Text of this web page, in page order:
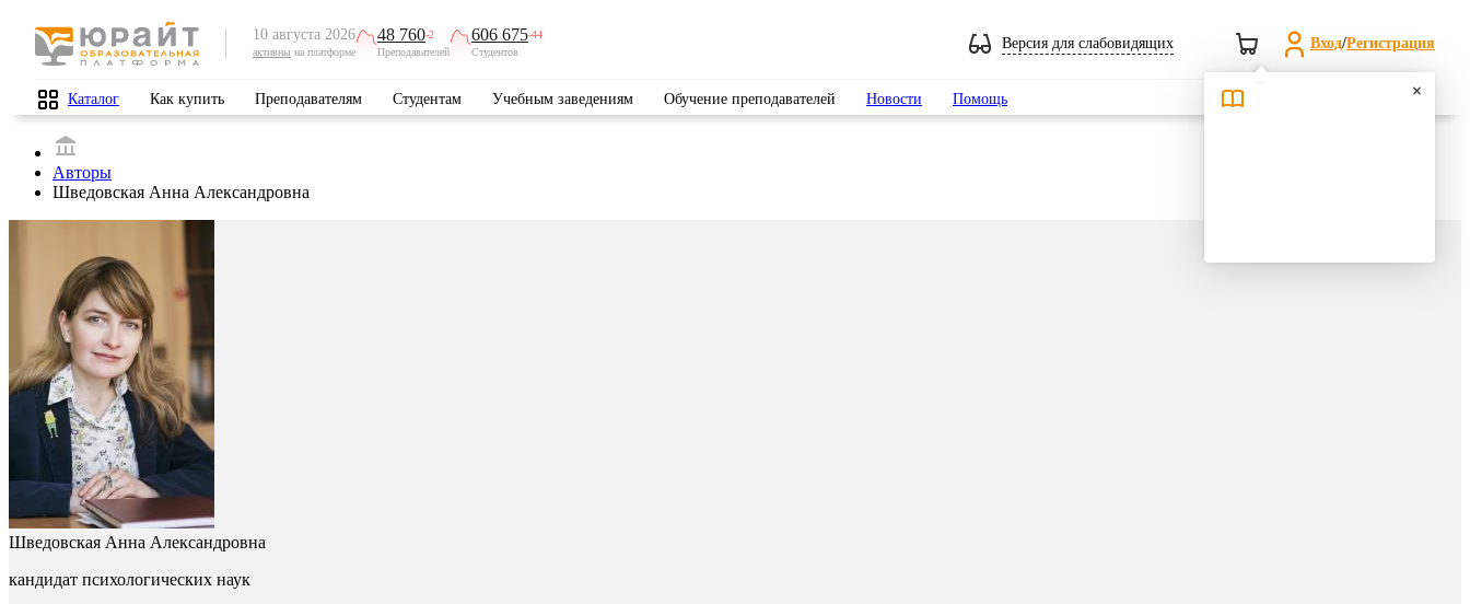
10 августа 2026
активны на платформе
48 760-2
Преподавателей
606 675-44
Студентов
Версия для слабовидящих Вход/Регистрация
Каталог Как купить Преподавателям Студентам Учебным заведениям Обучение преподавателей Новости Помощь Поиск
Авторы
Шведовская Анна Александровна
Шведовская Анна Александровна
кандидат психологических наук